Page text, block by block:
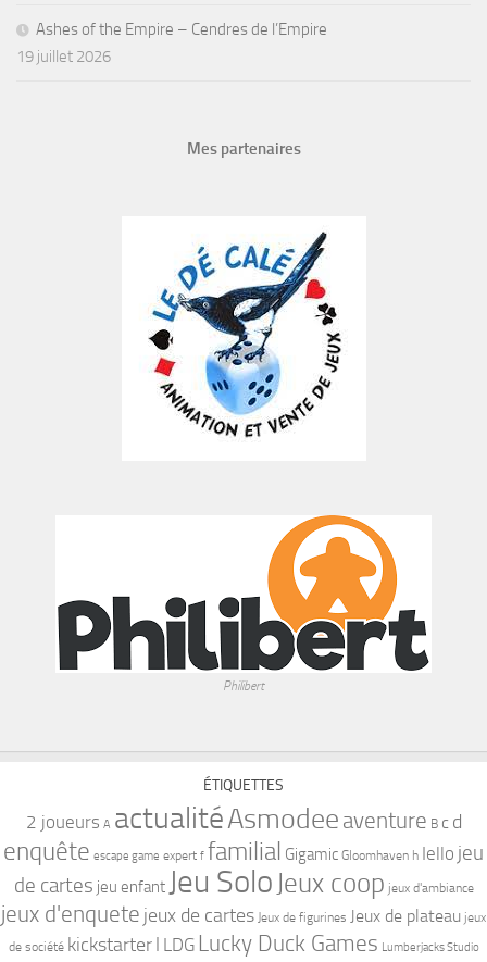
Ashes of the Empire – Cendres de l’Empire
19 juillet 2026
Mes partenaires
Philibert
ÉTIQUETTES
2 joueurs A actualitéAsmodee aventure B c d
enquête escape game expert f familial Gigamic Gloomhaven h Iello jeu
de cartes jeu enfant Jeu Solo Jeux coop jeux d'ambiance
jeux d'enquete jeux de cartes Jeux de figurines Jeux de plateau jeux
de société kickstarter l LDG Lucky Duck Games Lumberjacks Studio